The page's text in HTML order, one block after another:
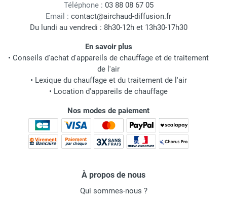
Téléphone : 03 88 08 67 05
Email : contact@airchaud-diffusion.fr
Du lundi au vendredi : 8h30-12h et 13h30-17h30
En savoir plus
• Conseils d'achat d'appareils de chauffage et de traitement
de l'air
• Lexique du chauffage et du traitement de l'air
• Location d'appareils de chauffage
Nos modes de paiement
À propos de nous
Qui sommes-nous ?